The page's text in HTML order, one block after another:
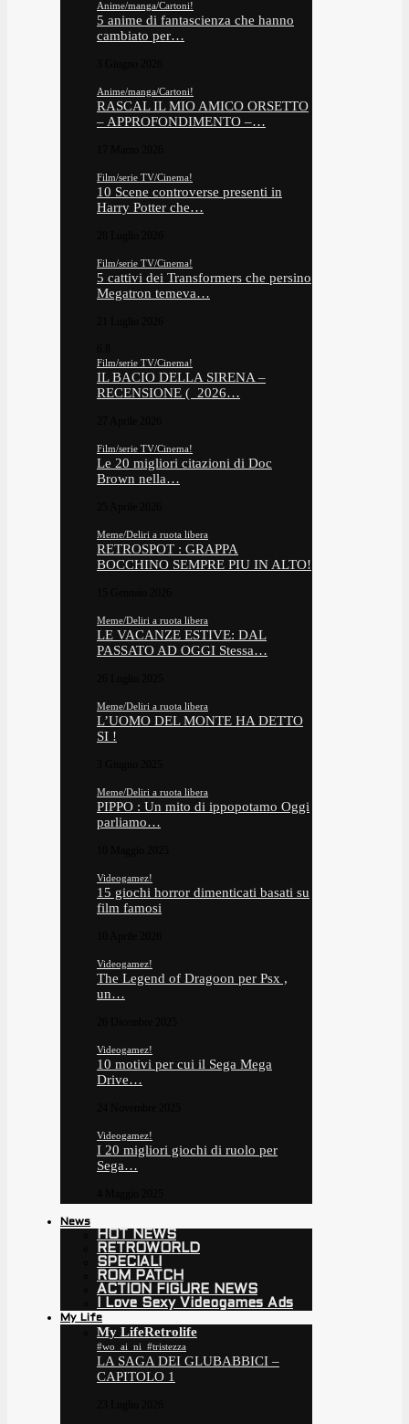
Anime/manga/Cartoni!
5 anime di fantascienza che hanno
cambiato per…
Anime/manga/Cartoni!
RASCAL IL MIO AMICO ORSETTO
– APPROFONDIMENTO –…
Film/serie TV/Cinema!
10 Scene controverse presenti in
Harry Potter che…
Film/serie TV/Cinema!
5 cattivi dei Transformers che persino
Megatron temeva…
Film/serie TV/Cinema!
IL BACIO DELLA SIRENA –
RECENSIONE ( 2026…
Film/serie TV/Cinema!
Le 20 migliori citazioni di Doc
Brown nella…
Meme/Deliri a ruota libera
RETROSPOT : GRAPPA
BOCCHINO SEMPRE PIU IN ALTO!
Meme/Deliri a ruota libera
LE VACANZE ESTIVE: DAL
PASSATO AD OGGI Stessa…
Meme/Deliri a ruota libera
L’UOMO DEL MONTE HA DETTO
SI !
Meme/Deliri a ruota libera
PIPPO : Un mito di ippopotamo Oggi
parliamo…
Videogamez!
15 giochi horror dimenticati basati su
film famosi
Videogamez!
The Legend of Dragoon per Psx ,
un…
Videogamez!
10 motivi per cui il Sega Mega
Drive…
Videogamez!
I 20 migliori giochi di ruolo per
Sega…
News
HOT NEWS
RETROWORLD
SPECIALI
ROM PATCH
ACTION FIGURE NEWS
I Love Sexy Videogames Ads
My Life
My LifeRetrolife
#wo_ai_ni_#tristezza
LA SAGA DEI GLUBABBICI –
CAPITOLO 1